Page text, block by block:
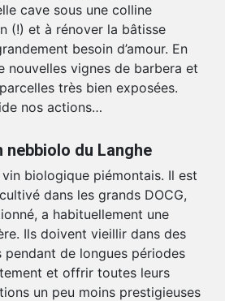
cave sous une colline
(!) et à rénover la bâtisse
besoin d’amour. En
nouvelles vignes de barbera et
très bien exposées.
nos actions…
nebbiolo du Langhe
biologique piémontais. Il est
dans les grands DOCG,
a habituellement une
Ils doivent vieillir dans des
de longues périodes
et offrir toutes leurs
un peu moins prestigieuses